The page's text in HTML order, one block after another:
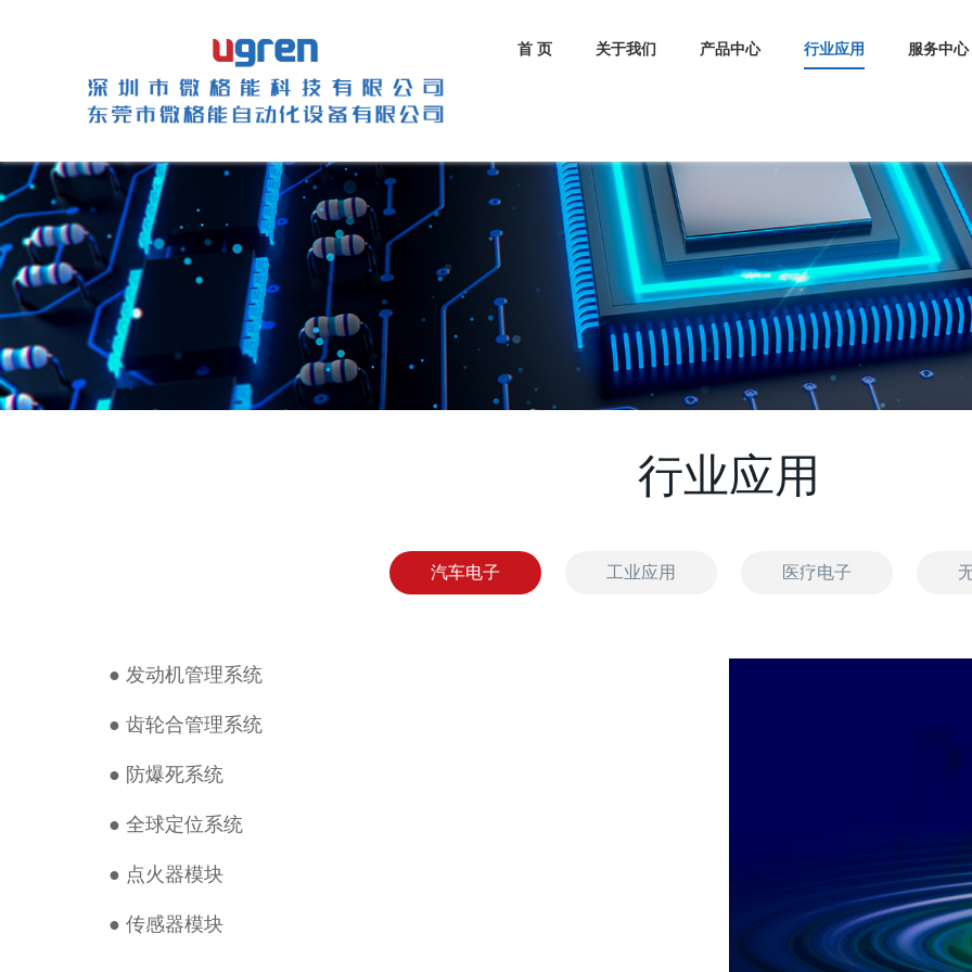
首 页 关于我们 产品中心 行业应用 服务中心
行业应用
汽车电子 工业应用 医疗电子
● 发动机管理系统
● 齿轮合管理系统
● 防爆死系统
● 全球定位系统
● 点火器模块
● 传感器模块